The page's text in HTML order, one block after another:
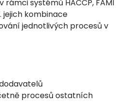
systémů HACCP, FAMI
jejich kombinace
jednotlivých procesů v
procesů ostatních